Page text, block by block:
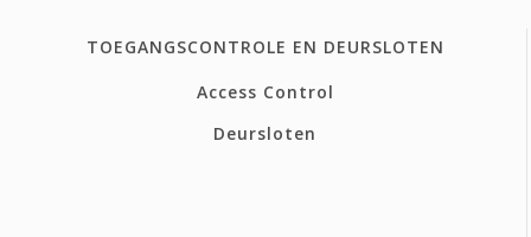
TOEGANGSCONTROLE EN DEURSLOTEN
Access Control
Deursloten